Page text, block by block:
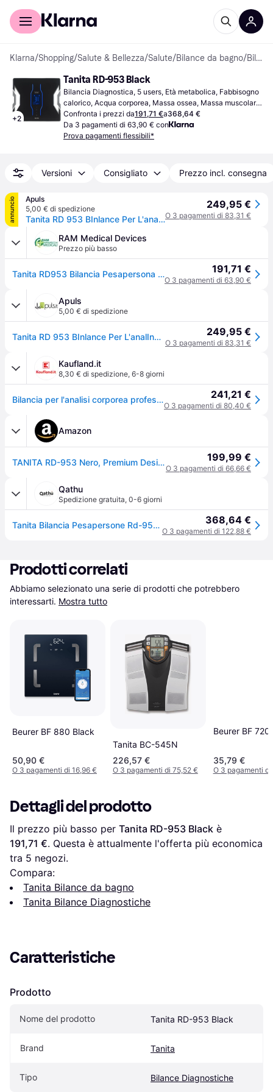
Per il tuo shopping
Klarna/Shopping/Salute & Bellezza/Salute/Bilance da bagno/ Bilance Diagnostiche
+2
Tanita RD-953 Black
Bilancia Diagnostica, 5 users, Età metabolica, Fabbisogno
calorico, Acqua corporea, Massa ossea, Massa muscolare,
Grasso corporeo, BMI, Nero, Vetro
Confronta i prezzi da191,71 €a368,64 €
Da 3 pagamenti di 63,90 € con
Prova pagamenti flessibili*
Versioni Consigliato Prezzo incl. consegna
annuncio
Apuls
5,00 € di spedizione
Tanita RD 953 BInlance Per L'analInsIn Della Massa Corporea In Nero
249,95 €
O 3 pagamenti di 83,31 €
RAM Medical Devices
Prezzo più basso
Tanita RD953 Bilancia Pesapersona Digitale Bluetooth con Analisi Massa Corporea (BIA) 191,71 €
O 3 pagamenti di 63,90 €
Apuls
5,00 € di spedizione
Tanita RD 953 BInlance Per L'analInsIn Della Massa Corporea In Nero 249,95 €
O 3 pagamenti di 83,31 €
Kaufland.it
8,30 € di spedizione, 6-8 giorni
Bilancia per l'analisi corporea professionale TANITA RD-953 – Bilancia per la misurazione del grasso corporeo a doppia frequenza con indicazione della qualità muscolare, della massa muscolare e dell'età metabolica, app Bluetooth, portata 200 kg 241,21 €
O 3 pagamenti di 80,40 €
Amazon
TANITA RD-953 Nero, Premium Designer, Analizzatore di composizione corporea, Connessione Bluetooth My TANITA Healthcare App 199,99 €
O 3 pagamenti di 66,66 €
Qathu
Spedizione gratuita, 0-6 giorni
Tanita Bilancia Pesapersone Rd-953 Nera Con Analisi Corporea E Trasferimento Dati Al Telefono — Bilancia pesapersone 368,64 €
O 3 pagamenti di 122,88 €
Prodotti correlati
Abbiamo selezionato una serie di prodotti che potrebbero
interessarti. Mostra tutto
Beurer BF 880 Black
50,90 €
O 3 pagamenti di 16,96 €
Tanita BC-545N
226,57 €
O 3 pagamenti di 75,52 €
Beurer BF 720
35,79 €
O 3 pagamenti di
Dettagli del prodotto
Il prezzo più basso per Tanita RD-953 Black
191,71 €. Questa è attualmente l'offerta più economica
tra 5 negozi.
Compara:
Tanita Bilance da bagno
Tanita Bilance Diagnostiche
Caratteristiche
Prodotto
Nome del prodotto Tanita RD-953 Black
Brand Tanita
Tipo Bilance Diagnostiche